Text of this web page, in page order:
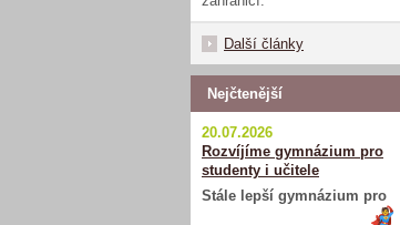
Další články
Nejčtenější
20.07.2026
Rozvíjíme gymnázium pro
studenty i učitele
Stále lepší gymnázium pro